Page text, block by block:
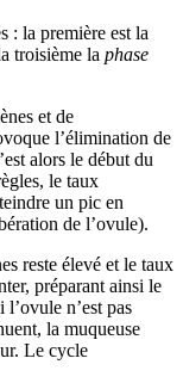
: la première est la
troisième la phase
et de
l’élimination de
alors le début du
le taux
un pic en
de l’ovule).
reste élevé et le taux
préparant ainsi le
l’ovule n’est pas
la muqueuse
Le cycle